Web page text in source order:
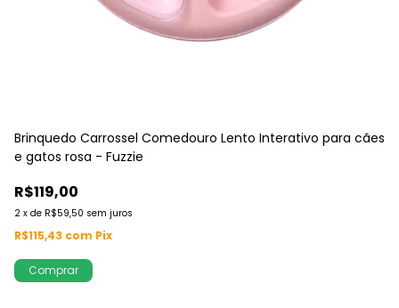
Brinquedo Carrossel Comedouro Lento Interativo para cães
e gatos rosa - Fuzzie
R$119,00
2 x de R$59,50 sem juros
R$115,43 com Pix